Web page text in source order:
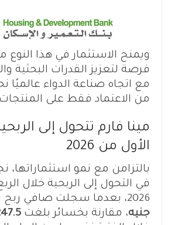
ويمنح الاستثمار في هذا
فرصة لتعزيز القدرات البحثية
مع اتجاه صناعة الدواء عالميًا
من الاعتماد فقط على المنتجات
مينا فارم تتحول إلى
الأول من 2026
بالتزامن مع نمو استثماراتها،
في التحول إلى الربحية خلال
2026، بعدما سجلت صافي ربح بلغ
جنيه، مقارنة بخسائر بلغت 247.5 مليون